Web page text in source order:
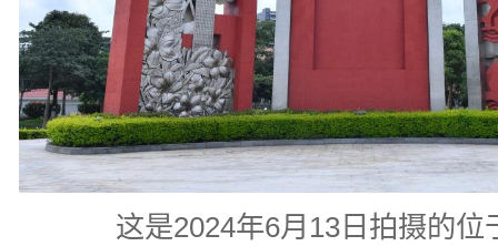
这是2024年6月13日拍摄的位